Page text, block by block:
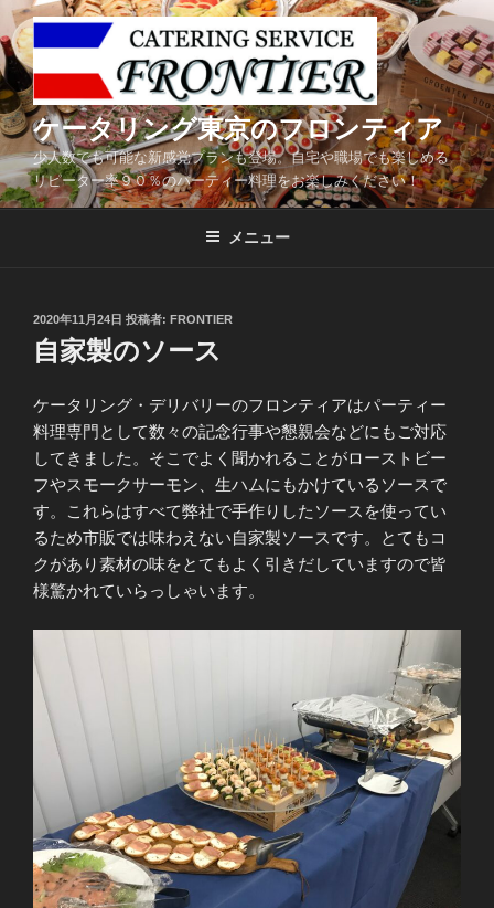
コ
ン
テ
ン
ツ
へ
キ
ケータリング東京のフロンティア
少人数でも可能な新感覚プランも登場。自宅や職場でも楽しめる
リピーター率９０％のパーティー料理をお楽しみください！
メニュー
投
稿
日:
2020年11月24日 投稿者: FRONTIER
自家製のソース
ケータリング・デリバリーのフロンティアはパーティー
料理専門として数々の記念行事や懇親会などにもご対応
してきました。そこでよく聞かれることがローストビー
フやスモークサーモン、生ハムにもかけているソースで
す。これらはすべて弊社で手作りしたソースを使ってい
るため市販では味わえない自家製ソースです。とてもコ
クがあり素材の味をとてもよく引きだしていますので皆
様驚かれていらっしゃいます。